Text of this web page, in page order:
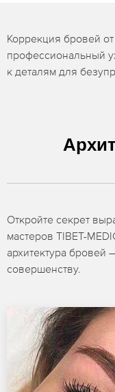
Коррекция бровей
профессиональный
к деталям для
Откройте секрет
мастеров TIBET-
архитектура бровей
совершенству.